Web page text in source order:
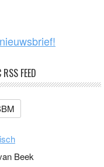
FEED
Beek